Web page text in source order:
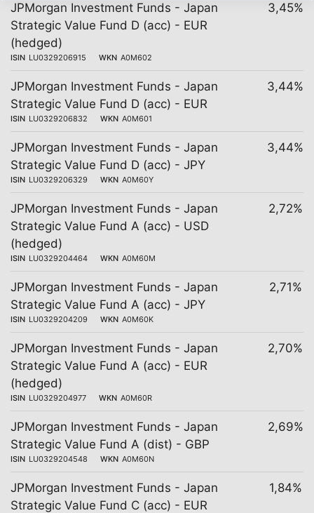
JPMorgan Investment Funds - Japan
Strategic Value Fund D (acc) - EUR
(hedged)
ISIN LU0329206915 WKN A0M602
3,45%
JPMorgan Investment Funds - Japan
Strategic Value Fund D (acc) - EUR
ISIN LU0329206832 WKN A0M601
3,44%
JPMorgan Investment Funds - Japan
Strategic Value Fund D (acc) - JPY
ISIN LU0329206329 WKN A0M60Y
3,44%
JPMorgan Investment Funds - Japan
Strategic Value Fund A (acc) - USD
(hedged)
ISIN LU0329204464 WKN A0M60M
2,72%
JPMorgan Investment Funds - Japan
Strategic Value Fund A (acc) - JPY
ISIN LU0329204209 WKN A0M60K
2,71%
JPMorgan Investment Funds - Japan
Strategic Value Fund A (acc) - EUR
(hedged)
ISIN LU0329204977 WKN A0M60R
2,70%
JPMorgan Investment Funds - Japan
Strategic Value Fund A (dist) - GBP
ISIN LU0329204548 WKN A0M60N
2,69%
JPMorgan Investment Funds - Japan
Strategic Value Fund C (acc) - EUR
1,84%